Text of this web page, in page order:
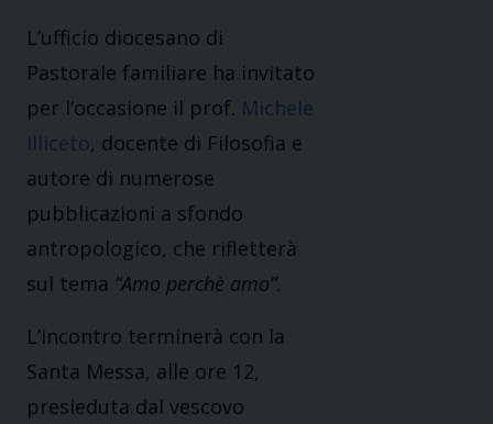
L’ufficio diocesano di
Pastorale familiare ha invitato
per l’occasione il prof. Michele
Illiceto, docente di Filosofia e
autore di numerose
pubblicazioni a sfondo
antropologico, che rifletterà
sul tema “Amo perchè amo”.
L’incontro terminerà con la
Santa Messa, alle ore 12,
presieduta dal vescovo